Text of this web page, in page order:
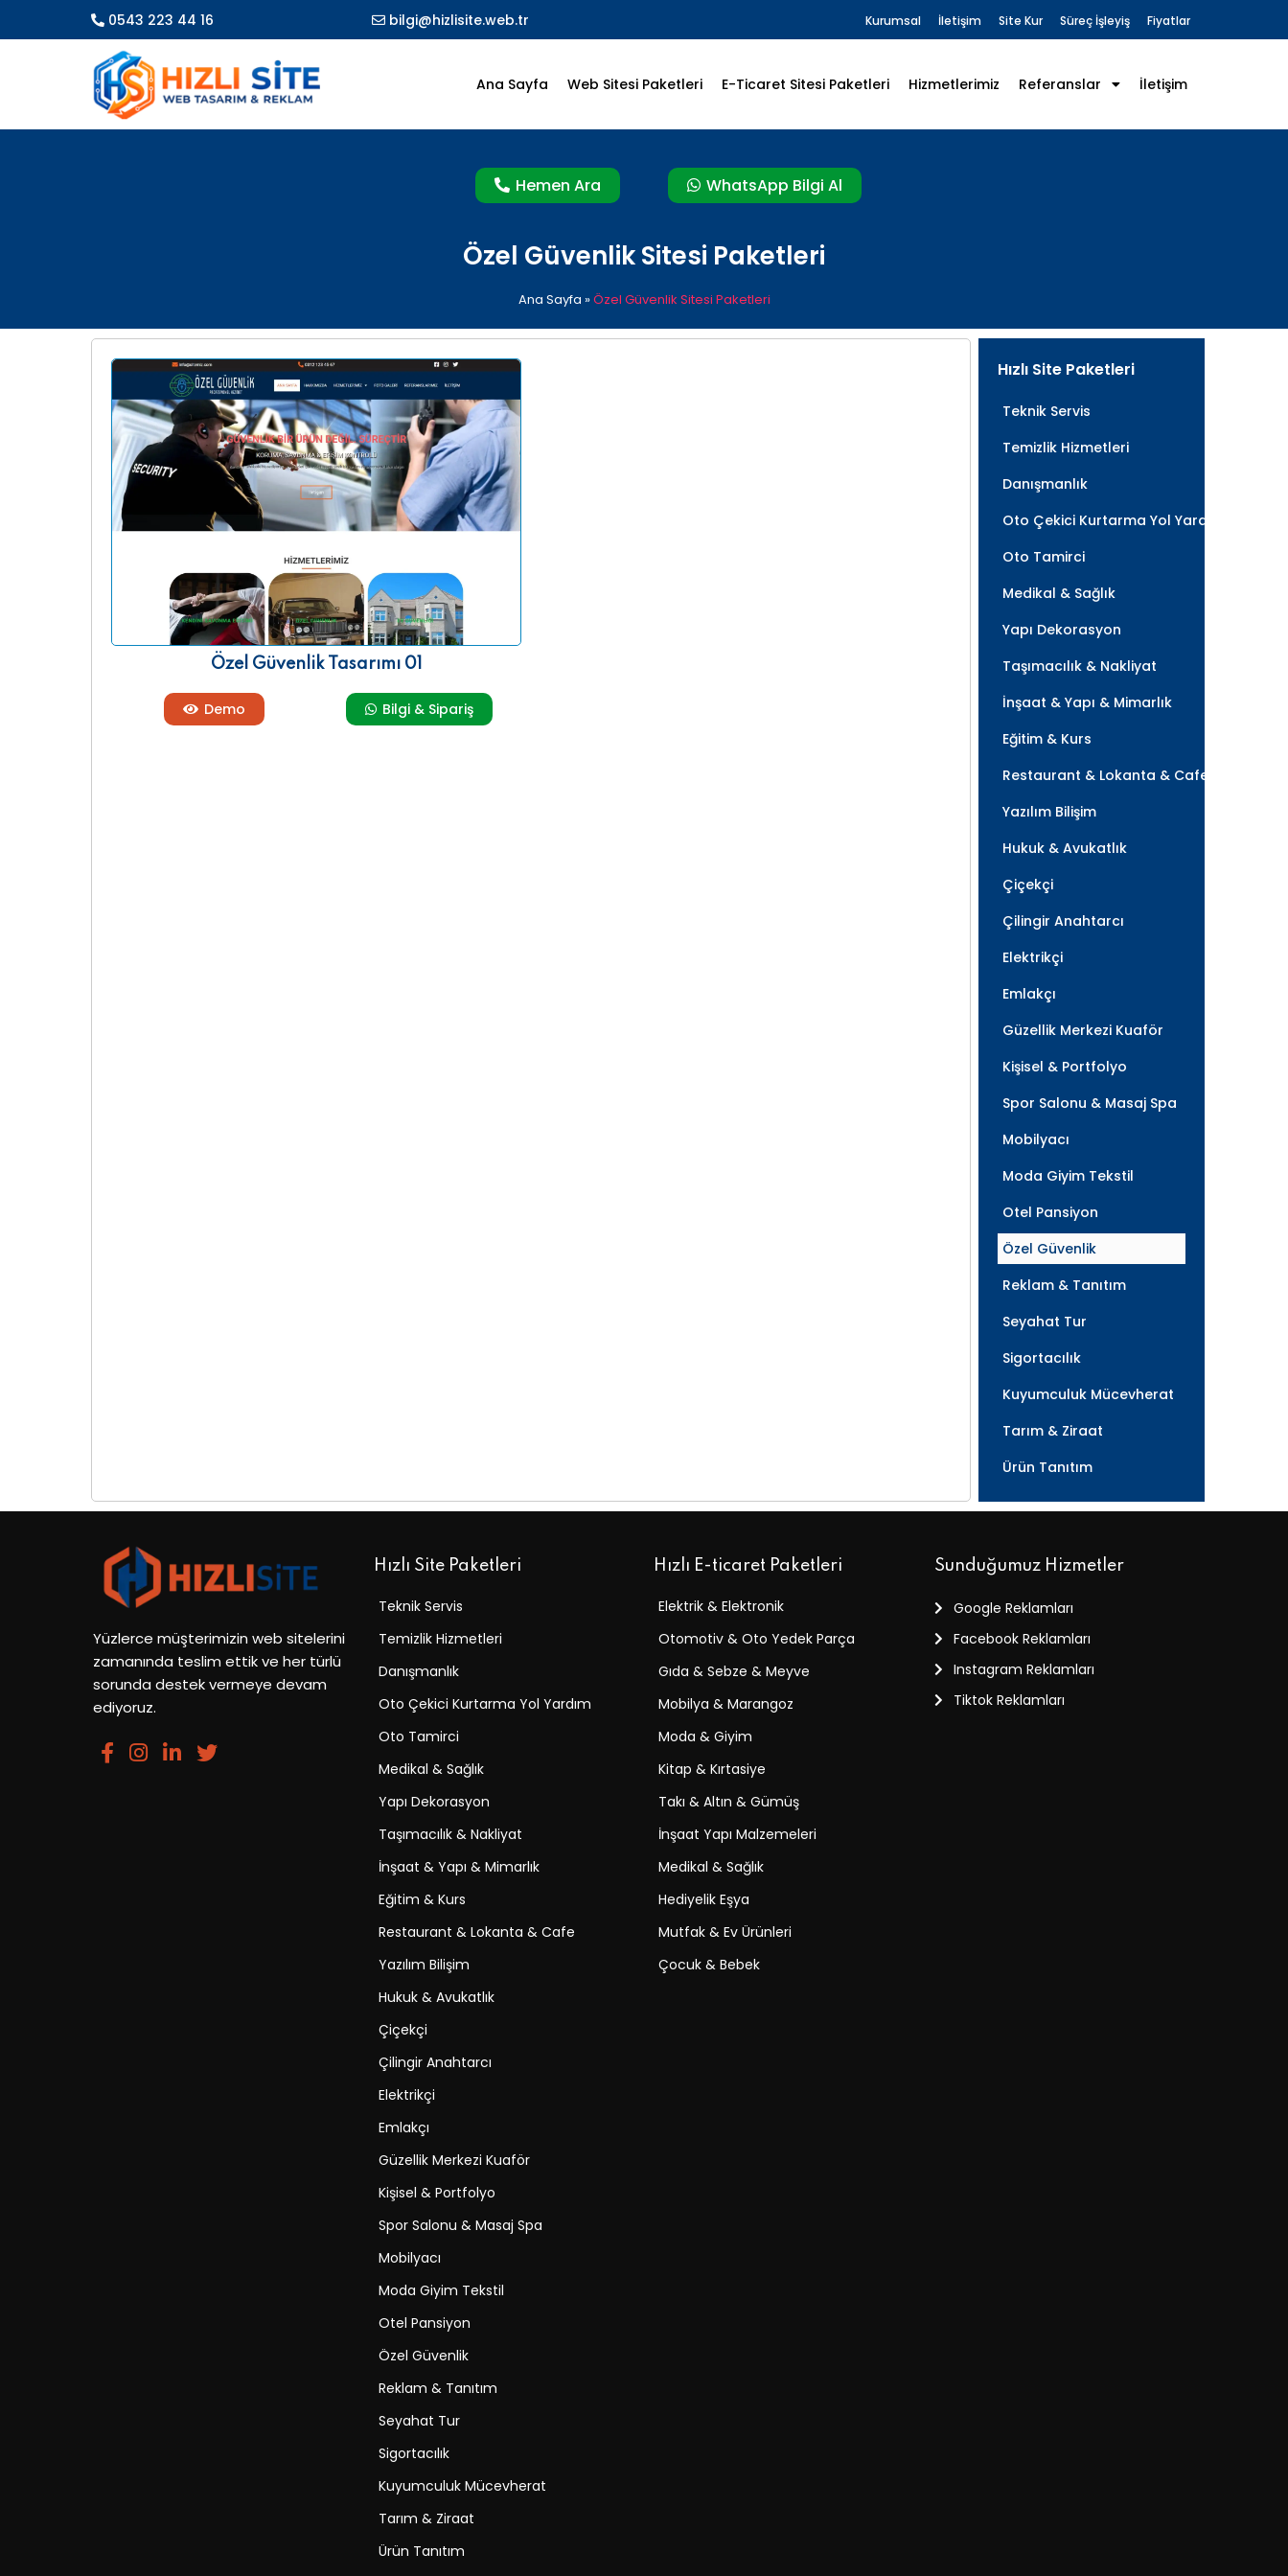
0543 223 44 16 bilgi@hizlisite.web.tr Kurumsal İletişim Site Kur Süreç İşleyiş Fiyatlar
Ana Sayfa Web Sitesi Paketleri E-Ticaret Sitesi Paketleri Hizmetlerimiz Referanslar İletişim
Hemen Ara WhatsApp Bilgi Al
Özel Güvenlik Sitesi Paketleri
Ana Sayfa »Özel Güvenlik Sitesi Paketleri
Özel Güvenlik 01
Tasarımı
Özel Güvenlik v.b. firmalar için
uygun
Detaylar
Özel Güvenlik Tasarımı 01
Demo Bilgi & Sipariş
Hızlı Site Paketleri
Teknik Servis
Temizlik Hizmetleri
Danışmanlık
Oto Çekici Kurtarma Yol Yardım
Oto Tamirci
Medikal & Sağlık
Yapı Dekorasyon
Taşımacılık & Nakliyat
İnşaat & Yapı & Mimarlık
Eğitim & Kurs
Restaurant & Lokanta & Cafe
Yazılım Bilişim
Hukuk & Avukatlık
Çiçekçi
Çilingir Anahtarcı
Elektrikçi
Emlakçı
Güzellik Merkezi Kuaför
Kişisel & Portfolyo
Spor Salonu & Masaj Spa
Mobilyacı
Moda Giyim Tekstil
Otel Pansiyon
Özel Güvenlik
Reklam & Tanıtım
Seyahat Tur
Sigortacılık
Kuyumculuk Mücevherat
Tarım & Ziraat
Ürün Tanıtım
Yüzlerce müşterimizin web sitelerini
zamanında teslim ettik ve her türlü
sorunda destek vermeye devam
ediyoruz.
Hızlı Site Paketleri
Teknik Servis
Temizlik Hizmetleri
Danışmanlık
Oto Çekici Kurtarma Yol Yardım
Oto Tamirci
Medikal & Sağlık
Yapı Dekorasyon
Taşımacılık & Nakliyat
İnşaat & Yapı & Mimarlık
Eğitim & Kurs
Restaurant & Lokanta & Cafe
Yazılım Bilişim
Hukuk & Avukatlık
Çiçekçi
Çilingir Anahtarcı
Elektrikçi
Emlakçı
Güzellik Merkezi Kuaför
Kişisel & Portfolyo
Spor Salonu & Masaj Spa
Mobilyacı
Moda Giyim Tekstil
Otel Pansiyon
Özel Güvenlik
Reklam & Tanıtım
Seyahat Tur
Sigortacılık
Kuyumculuk Mücevherat
Tarım & Ziraat
Ürün Tanıtım
Hızlı E-ticaret Paketleri
Elektrik & Elektronik
Otomotiv & Oto Yedek Parça
Gıda & Sebze & Meyve
Mobilya & Marangoz
Moda & Giyim
Kitap & Kırtasiye
Takı & Altın & Gümüş
İnşaat Yapı Malzemeleri
Medikal & Sağlık
Hediyelik Eşya
Mutfak & Ev Ürünleri
Çocuk & Bebek
Sunduğumuz Hizmetler
Google Reklamları
Facebook Reklamları
Instagram Reklamları
Tiktok Reklamları